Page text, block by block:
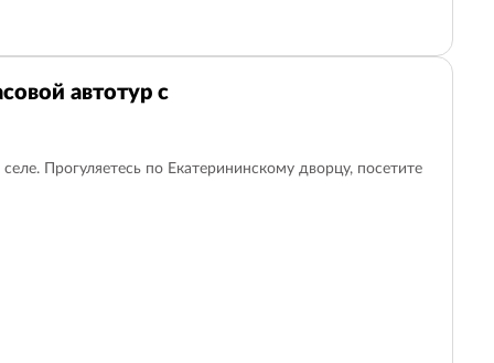
автотур с
Прогуляетесь по Екатерининскому дворцу, посетите